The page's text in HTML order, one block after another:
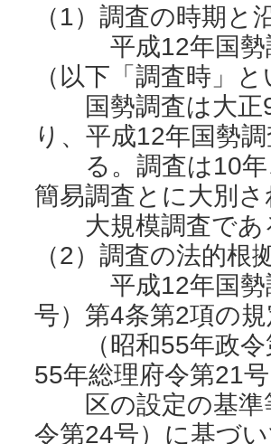
（1）調査の時期と
平成12年国勢調
（以下「調査時」
国勢調査は大正9
り、平成12年国勢
る。調査は10年
簡易調査とに大別
大規模調査であ
（2）調査の法的根
平成12年国勢調
号）第4条第2項の
（昭和55年政令
55年総理府令第21
区の設定の基準
令第24号）に基づ